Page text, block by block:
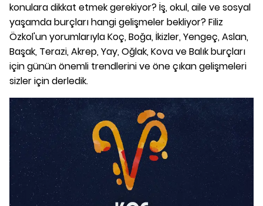
konulara dikkat etmek gerekiyor? İş, okul, aile ve sosyal
yaşamda burçları hangi gelişmeler bekliyor? Filiz
Özkol'un yorumlarıyla Koç, Boğa, İkizler, Yengeç, Aslan,
Başak, Terazi, Akrep, Yay, Oğlak, Kova ve Balık burçları
için günün önemli trendlerini ve öne çıkan gelişmeleri
sizler için derledik.